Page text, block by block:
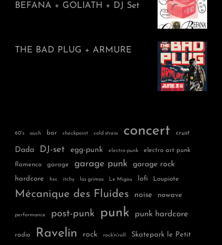
BEFANA + GOLIATH + DJ Set
THE BAD PLUG + ARMURE
60's auch bar checkpoint cold stress concert crust
Dada DJ-set egg-punk electro-punk electro art punk
flamenco garage garage punk garage rock
hardcore hxc itchy las grimas Le Migou lofi Loupiote
Mécanique des Fluides noise nowave
performance post-punk punk punk hardcore
radio Ravelin rock rock'n'roll Skatepark le Petit